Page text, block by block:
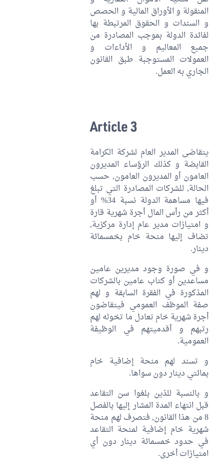
المنقولة و الأوراق المالية و الحصص
و السندات و الحقوق المرتبطة بها
لفائدة الدولة بموجب المصادرة من
جميع المعاليم و الأداءات و
العمولات المستوجبة طبق القانون
الجاري به العمل.
Article 3
يتقاضى المدير العام لشركة الكرامة
القابضة و كذلك الرؤساء المديرون
العامون أو المديرون العامون, حسب
الحالة, للشركات المصادرة التي تبلغ
فيها مساهمة الدولة نسبة 34% أو
أكثر من رأس المال أجرة شهرية قارة
و امتيازات مدير عام إدارة مركزية,
تضاف إليها منحة خام بخمسمائة
دينار.
و في صورة وجود مديرين عامين
مساعدين أو كتاب عامين بالشركات
المذكورة في الفقرة السابقة و لهم
صفة الموظف العمومي فيتقاضون
أجرة شهرية خام تعادل ما تخوله لهم
رتبهم و أقدميتهم في الوظيفة
العمومية.
و تسند لهم منحة إضافية خام
بمائتي دينار دون سواها.
و بالنسبة للذين بلغوا سن التقاعد
قبل انتهاء المدة المشار إليها بالفصل
8 من هذا القانون, فتصرف لهم منحة
شهرية خام إضافية لمنحة التقاعد
في حدود خمسمائة دينار دون أي
امتيازات أخرى.